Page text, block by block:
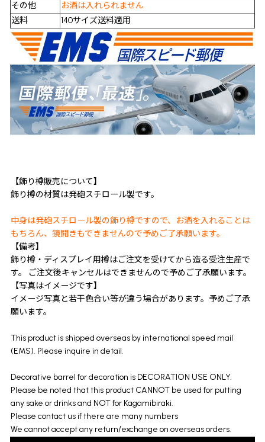
その他
お酒は入れられません
送料
140サイズ送料適用
【飾り樽販売について】
飾り樽の材質は発砲スチロール製です。
中身は発砲スチロール製の飾り樽ですので、お酒を入れることは
もちろん、鏡開きもできませんので予めご了承願います。
【備考】
飾り樽・ディスプレイ用樽はご注文を受けてから造る受注生産で
す。 ご注文後キャンセルはできませんので予めご了承願います。
【写真はイメージです】
イメージ写真と若干色合い等が違う場合があります。予めご了承
願います。
This product is shipped overseas by international speed mail
(EMS). Please inquire in detail.
Decorative barrel for decoration is DECORATION USE ONLY.
Please be noted that this product CANNOT be used for putting
any sake or drinks and NOT for Kagamibiraki.
Please contact us if there are many numbers
We cannot accept any return/exchange on overseas orders.